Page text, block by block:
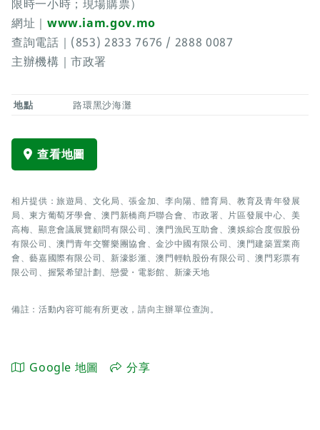
限時一小時；現場購票）
網址｜ www.iam.gov.mo
查詢電話｜(853) 2833 7676 / 2888 0087
主辦機構｜市政署
地點 路環黑沙海灘
查看地圖
相片提供：旅遊局、文化局、張金加、李向陽、體育局、教育及青年發展
局、東方葡萄牙學會、澳門新橋商戶聯合會、市政署、片區發展中心、美
高梅、顯意會議展覽顧問有限公司、澳門漁民互助會、澳娛綜合度假股份
有限公司、澳門青年交響樂團協會、金沙中國有限公司、澳門建築置業商
會、藝嘉國際有限公司、新濠影滙、澳門輕軌股份有限公司、澳門彩票有
限公司、握緊希望計劃、戀愛・電影館、新濠天地
備註：活動內容可能有所更改，請向主辦單位查詢。
Google 地圖 分享